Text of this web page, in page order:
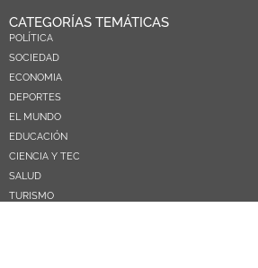
CATEGORÍAS TEMÁTICAS
POLÍTICA
SOCIEDAD
ECONOMIA
DEPORTES
EL MUNDO
EDUCACIÓN
CIENCIA Y TEC
SALUD
TURISMO